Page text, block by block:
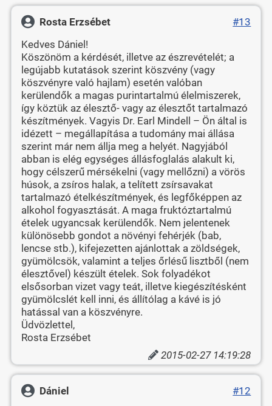
Rosta Erzsébet
#13
Kedves Dániel!
Köszönöm a kérdését, illetve az észrevételét; a
legújabb kutatások szerint köszvény (vagy
köszvényre való hajlam) esetén valóban
kerülendők a magas purintartalmú élelmiszerek,
így köztük az élesztő- vagy az élesztőt tartalmazó
készítmények. Vagyis Dr. Earl Mindell – Ön által is
idézett – megállapítása a tudomány mai állása
szerint már nem állja meg a helyét. Nagyjából
abban is elég egységes állásfoglalás alakult ki,
hogy célszerű mérsékelni (vagy mellőzni) a vörös
húsok, a zsíros halak, a telített zsírsavakat
tartalmazó ételkészítmények, és legfőképpen az
alkohol fogyasztását. A maga fruktóztartalmú
ételek ugyancsak kerülendők. Nem jelentenek
különösebb gondot a növényi fehérjék (bab,
lencse stb.), kifejezetten ajánlottak a zöldségek,
gyümölcsök, valamint a teljes őrlésű lisztből (nem
élesztővel) készült ételek. Sok folyadékot
elsősorban vizet vagy teát, illetve kiegészítésként
gyümölcslét kell inni, és állítólag a kávé is jó
hatással van a köszvényre.
Üdvözlettel,
Rosta Erzsébet
2015-02-27 14:19:28
Dániel
#12